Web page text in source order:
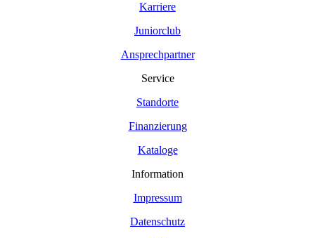
Karriere
Juniorclub
Ansprechpartner
Service
Standorte
Finanzierung
Kataloge
Information
Impressum
Datenschutz